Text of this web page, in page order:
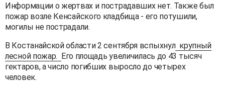
Информации о жертвах и пострадавших нет. Также был
пожар возле Кенсайского кладбища - его потушили,
могилы не пострадали.
В Костанайской области 2 сентября вспыхнул крупный
лесной пожар. Его площадь увеличилась до 43 тысяч
гектаров, а число погибших выросло до четырех
человек.